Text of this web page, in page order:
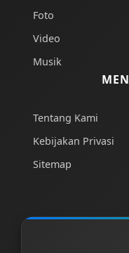
Foto
Video
Musik
Tentang Kami
Kebijakan Privasi
Sitemap